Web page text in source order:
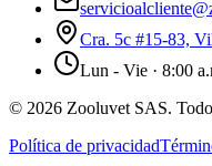
Cra. 5c #15-83,
Lun - Vie · 8:00
© 2026 Zooluvet SAS.
Política de privacidad